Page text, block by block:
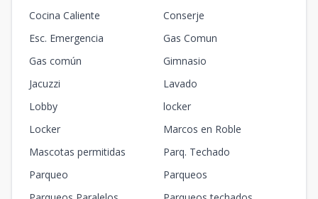
Cocina Caliente
Conserje
Esc. Emergencia
Gas Comun
Gas común
Gimnasio
Jacuzzi
Lavado
Lobby
locker
Locker
Marcos en Roble
Mascotas permitidas
Parq. Techado
Parqueo
Parqueos